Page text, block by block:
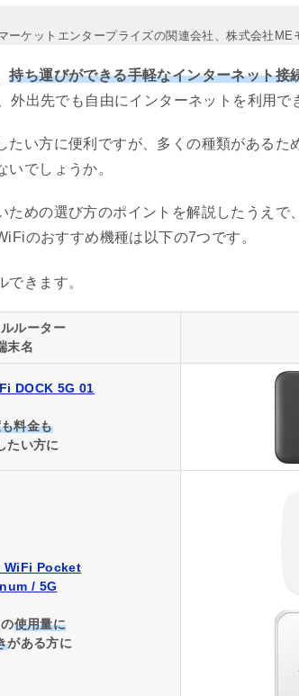
ケットエンタープライズの関連会社、株式会社ME
持ち運びができる手軽なインターネット接
外出先でも自由にインターネットを利用で
たい方に便利ですが、多くの種類があるた
いでしょうか。
ための選び方のポイントを解説したうえで
のおすすめ機種は以下の7つです。
ルーター
末名
DOCK 5G 01
料金も
たい方に
WiFi Pocket
/ 5G
使用量に
がある方に